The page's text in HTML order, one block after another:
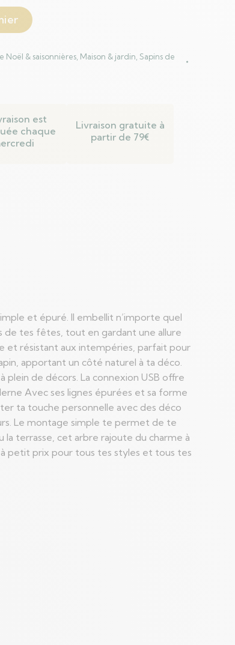
Noël & saisonnières Maison & jardin Sapins de
est
chaque
Livraison gratuite à
partir de 79€
et épuré. Il embellit n’importe quel
de tes fêtes, tout en gardant une allure
et résistant aux intempéries, parfait pour
apportant un côté naturel à ta déco.
plein de décors. La connexion USB offre
Avec ses lignes épurées et sa forme
ta touche personnelle avec des déco
Le montage simple te permet de te
terrasse, cet arbre rajoute du charme à
petit prix pour tous tes styles et tous tes